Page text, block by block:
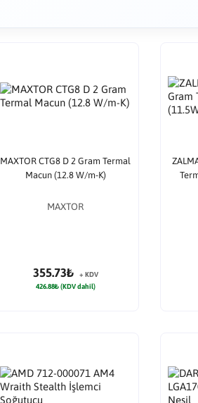
MAXTOR CTG8 D 2 Gram Termal
Macun (12.8 W/m-K)
MAXTOR
355.73₺
+ KDV
426.88₺ (KDV dahil)